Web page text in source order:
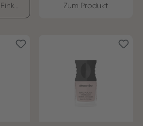
Zum Produkt